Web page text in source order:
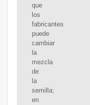
que
los
fabricantes
puede
cambiar
la
mezcla
de
la
semilla;
en